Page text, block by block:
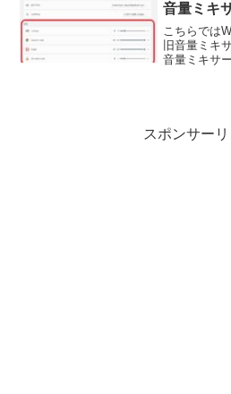
音量ミキ
こちらでは
旧音量ミキ
音量ミキサ
スポンサーリ